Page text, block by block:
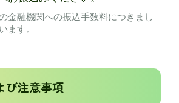
⾦融機関への振込⼿数料につきまし
ます。
び注意事項